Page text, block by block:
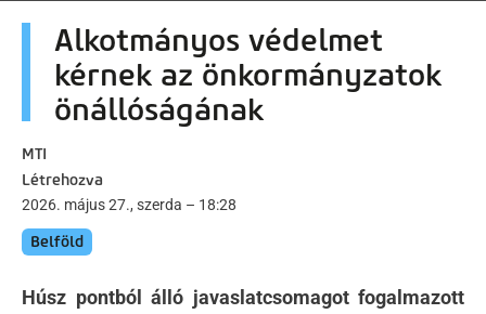
Alkotmányos védelmet
kérnek az önkormányzatok
önállóságának
MTI
Létrehozva
2026. május 27., szerda – 18:28
Belföld
Húsz pontból álló javaslatcsomagot fogalmazott